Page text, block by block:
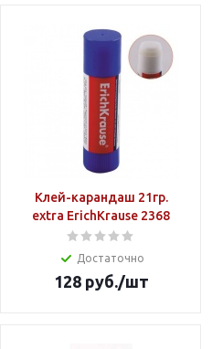
Клей-карандаш 21гр.
extra ErichKrause 2368
Достаточно
128руб./шт